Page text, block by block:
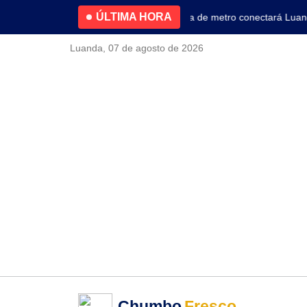
ÚLTIMA HORA
4.2% no primeiro trimestreNova linha de metro conectará
Luanda, 07 de agosto de 2026